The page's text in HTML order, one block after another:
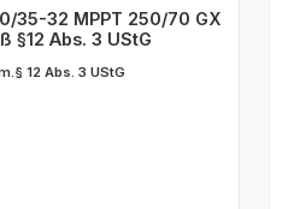
35-32 MPPT 250/70 GX
§12 Abs. 3 UStG
12 Abs. 3 UStG